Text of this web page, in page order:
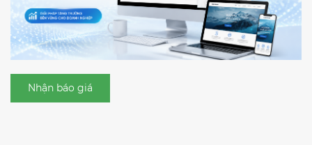
Nhận báo giá